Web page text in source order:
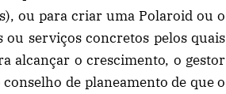
ou para criar uma Polaroid ou o
serviços concretos pelos quais
alcançar o crescimento, o gestor
de planeamento de que o